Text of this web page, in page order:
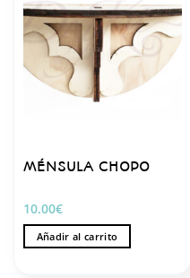
MÉNSULA CHOPO
10.00€
Añadir al carrito